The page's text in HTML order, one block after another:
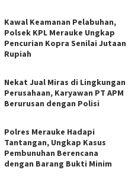
Kawal Keamanan Pelabuhan,
Polsek KPL Merauke Ungkap
Pencurian Kopra Senilai Jutaan
Rupiah
Nekat Jual Miras di Lingkungan
Perusahaan, Karyawan PT APM
Berurusan dengan Polisi
Polres Merauke Hadapi
Tantangan, Ungkap Kasus
Pembunuhan Berencana
dengan Barang Bukti Minim